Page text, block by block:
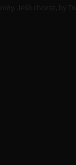
Jeśli chcesz, by